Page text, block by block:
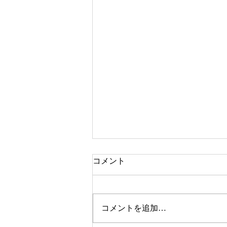
コメント
コメントを追加…